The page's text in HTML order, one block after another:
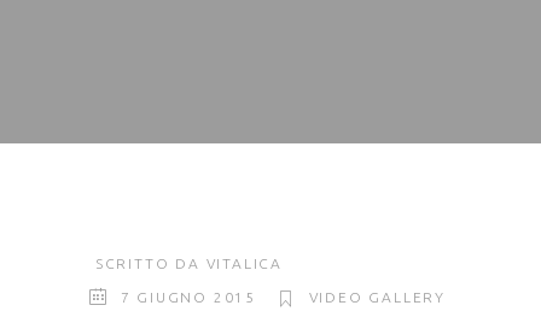
SCRITTO DA VITALICA
7 GIUGNO 2015 VIDEO GALLERY